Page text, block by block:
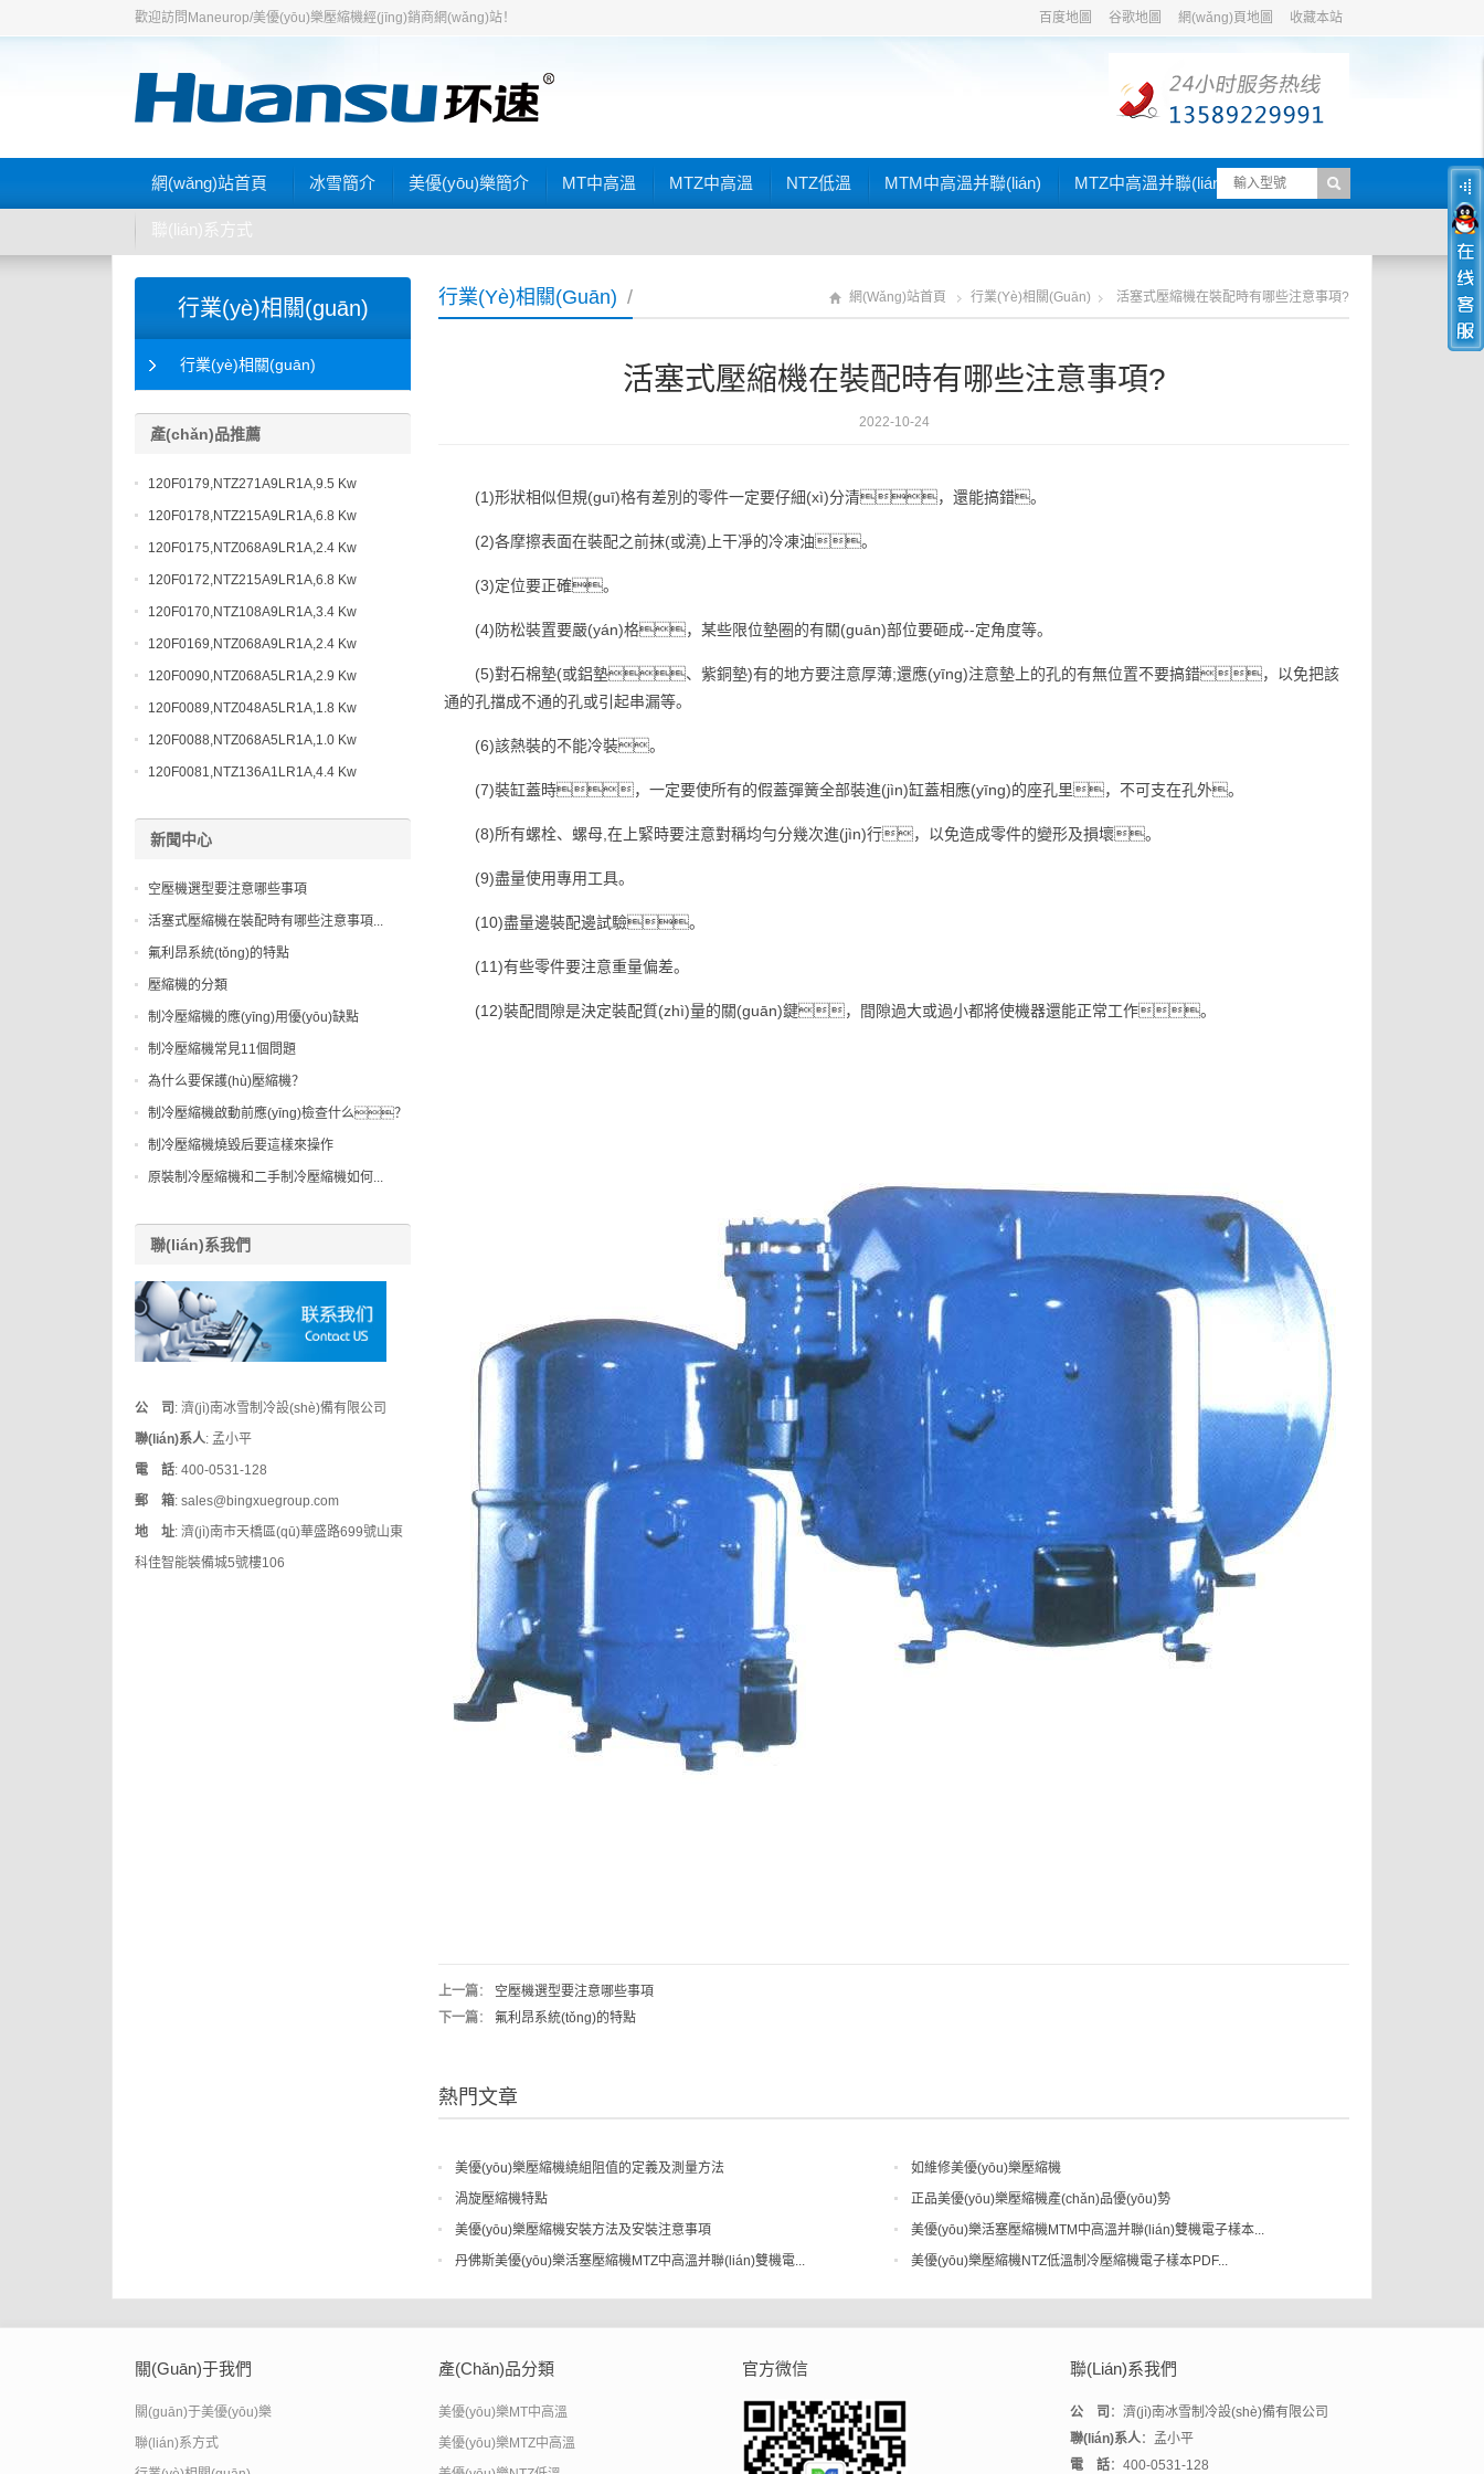
歡迎訪問Maneurop/美優(yōu)樂壓縮機經(jīng)銷商網(wǎng)站！ 百度地圖 谷歌地圖 網(wǎng)頁地圖 收藏本站
網(wǎng)站首頁 冰雪簡介 美優(yōu)樂簡介 MT中高溫 MTZ中高溫 NTZ低溫 MTM中高溫并聯(lián) MTZ中高溫并聯(lián)
聯(lián)系方式
行業(yè)相關(guān) / 網(wǎng)站首頁 行業(yè)相關(guān) 活塞式壓縮機在裝配時有哪些注意事項?
活塞式壓縮機在裝配時有哪些注意事項?
2022-10-24
(1)形狀相似但規(guī)格有差別的零件一定要仔細(xì)分清，還能搞錯。
(2)各摩擦表面在裝配之前抹(或澆)上干凈的冷凍油。
(3)定位要正確。
(4)防松裝置要嚴(yán)格，某些限位墊圈的有關(guān)部位要砸成--定角度等。
(5)對石棉墊(或鋁墊、紫銅墊)有的地方要注意厚薄;還應(yīng)注意墊上的孔的有無位置不要搞錯，以免把該
通的孔擋成不通的孔或引起串漏等。
(6)該熱裝的不能冷裝。
(7)裝缸蓋時，一定要使所有的假蓋彈簧全部裝進(jìn)缸蓋相應(yīng)的座孔里，不可支在孔外。
(8)所有螺栓、螺母,在上緊時要注意對稱均勻分幾次進(jìn)行，以免造成零件的變形及損壞。
(9)盡量使用專用工具。
(10)盡量邊裝配邊試驗。
(11)有些零件要注意重量偏差。
(12)裝配間隙是決定裝配質(zhì)量的關(guān)鍵，間隙過大或過小都將使機器還能正常工作。
上一篇： 空壓機選型要注意哪些事項
下一篇： 氟利昂系統(tǒng)的特點
熱門文章
美優(yōu)樂壓縮機繞組阻值的定義及測量方法
如維修美優(yōu)樂壓縮機
渦旋壓縮機特點
正品美優(yōu)樂壓縮機產(chǎn)品優(yōu)勢
美優(yōu)樂壓縮機安裝方法及安裝注意事項
美優(yōu)樂活塞壓縮機MTM中高溫并聯(lián)雙機電子樣本...
丹佛斯美優(yōu)樂活塞壓縮機MTZ中高溫并聯(lián)雙機電...
美優(yōu)樂壓縮機NTZ低溫制冷壓縮機電子樣本PDF...
行業(yè)相關(guān)
行業(yè)相關(guān)
產(chǎn)品推薦
120F0179,NTZ271A9LR1A,9.5 Kw
120F0178,NTZ215A9LR1A,6.8 Kw
120F0175,NTZ068A9LR1A,2.4 Kw
120F0172,NTZ215A9LR1A,6.8 Kw
120F0170,NTZ108A9LR1A,3.4 Kw
120F0169,NTZ068A9LR1A,2.4 Kw
120F0090,NTZ068A5LR1A,2.9 Kw
120F0089,NTZ048A5LR1A,1.8 Kw
120F0088,NTZ068A5LR1A,1.0 Kw
120F0081,NTZ136A1LR1A,4.4 Kw
新聞中心
空壓機選型要注意哪些事項
活塞式壓縮機在裝配時有哪些注意事項...
氟利昂系統(tǒng)的特點
壓縮機的分類
制冷壓縮機的應(yīng)用優(yōu)缺點
制冷壓縮機常見11個問題
為什么要保護(hù)壓縮機？
制冷壓縮機啟動前應(yīng)檢查什么？
制冷壓縮機燒毀后要這樣來操作
原裝制冷壓縮機和二手制冷壓縮機如何...
聯(lián)系我們
公 司 : 濟(jì)南冰雪制冷設(shè)備有限公司
聯(lián)系人: 孟小平
電 話: 400-0531-128
郵 箱: sales@bingxuegroup.com
地 址: 濟(jì)南市天橋區(qū)華盛路699號山東
科佳智能裝備城5號樓106
關(guān)于我們
關(guān)于美優(yōu)樂
聯(lián)系方式
產(chǎn)品分類
美優(yōu)樂MT中高溫
美優(yōu)樂MTZ中高溫
官方微信 聯(lián)系我們
公 司 ：濟(jì)南冰雪制冷設(shè)備有限公司
聯(lián)系人：孟小平
電 話：400-0531-128